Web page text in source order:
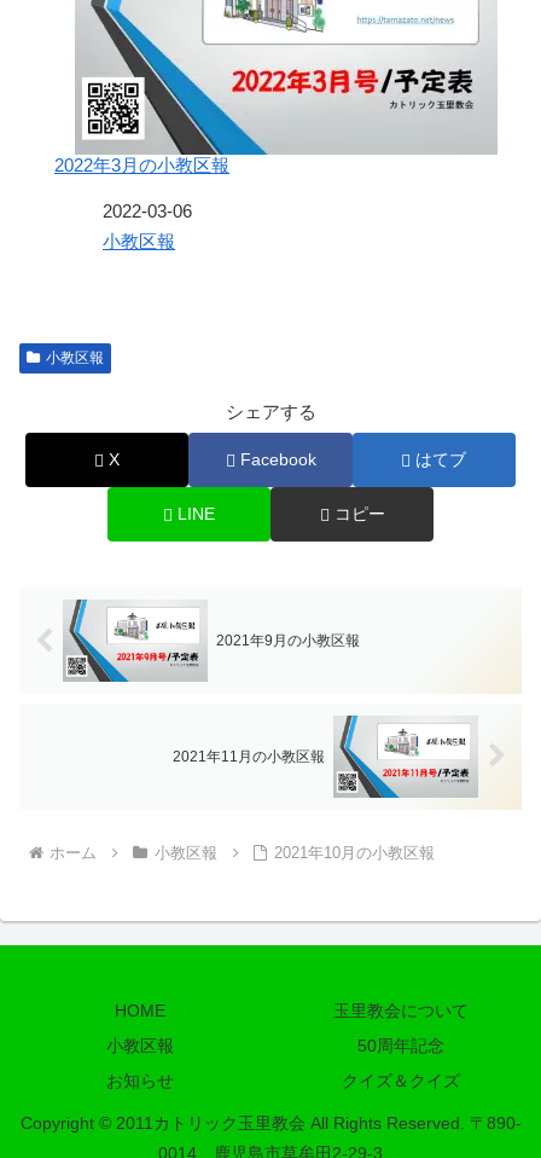
2022年3月の小教区報
2022-03-06
関連理由小教区報
小教区報
シェアする
X Facebook はてブ
LINE コピー
2021年9月の小教区報
2021年11月の小教区報
ホーム 小教区報 2021年10月の小教区報
HOME
玉里教会について
小教区報
50周年記念
お知らせ
クイズ＆クイズ
Copyright © 2011カトリック玉里教会 All Rights Reserved. 〒890-
0014 鹿児島市草牟田2-29-3